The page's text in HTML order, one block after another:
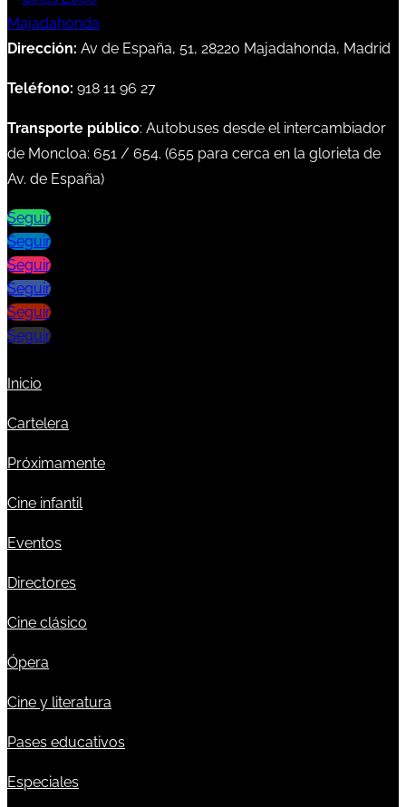
Dirección: Av de España, 51, 28220 Majadahonda, Madrid
Teléfono: 918 11 96 27
Transporte público: Autobuses desde el intercambiador
de Moncloa: 651 / 654. (655 para cerca en la glorieta de
Av. de España)
Seguir
Seguir
Seguir
Seguir
Seguir
Seguir
Inicio
Cartelera
Próximamente
Cine infantil
Eventos
Directores
Cine clásico
Ópera
Cine y literatura
Pases educativos
Especiales